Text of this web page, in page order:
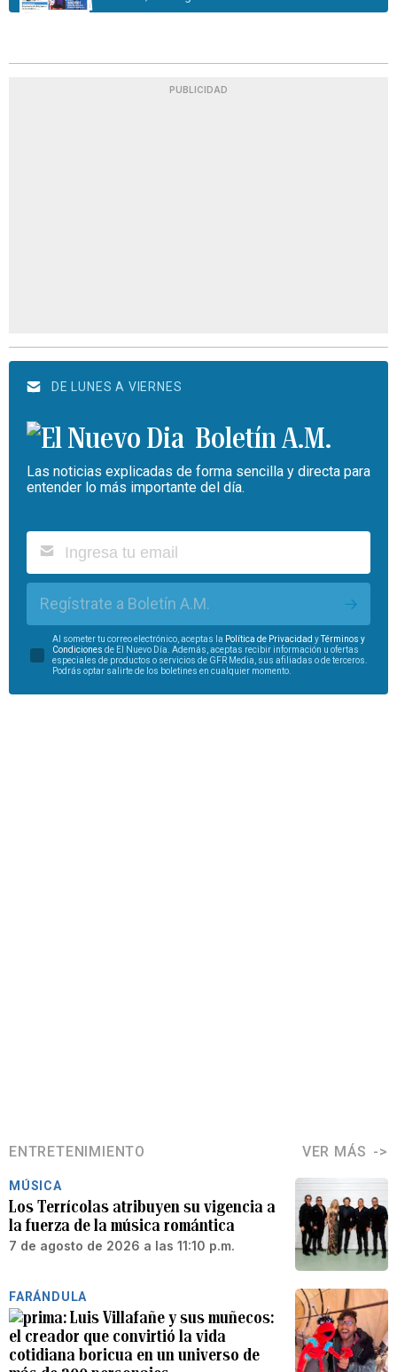
PUBLICIDAD
DE LUNES A VIERNES
Boletín A.M.
Las noticias explicadas de forma sencilla y directa para
entender lo más importante del día.
Regístrate a Boletín A.M.
Al someter tu correo electrónico, aceptas la Política de Privacidad yTérminos y
Condiciones de El Nuevo Día. Además, aceptas recibir información u ofertas
especiales de productos o servicios de GFR Media, sus afiliadas o de terceros.
Podrás optar salirte de los boletines en cualquier momento.
ENTRETENIMIENTO VER MÁS
MÚSICA
Los Terrícolas atribuyen su vigencia a
la fuerza de la música romántica
7 de agosto de 2026 a las 11:10 p.m.
FARÁNDULA
Luis Villafañe y sus muñecos:
el creador que convirtió la vida
cotidiana boricua en un universo de